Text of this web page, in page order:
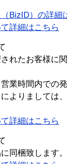
BizID）の詳細
詳細はこちら
れたお客様に
業時間内での
よりましては
詳細はこちら
同梱致します。